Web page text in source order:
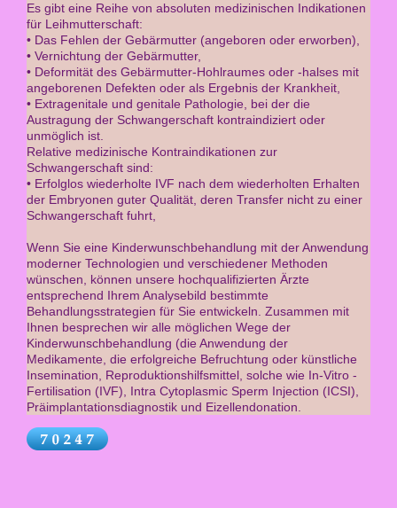
Es gibt eine Reihe von absoluten medizinischen Indikationen
für Leihmutterschaft:
• Das Fehlen der Gebärmutter (angeboren oder erworben),
• Vernichtung der Gebärmutter,
• Deformität des Gebärmutter-Hohlraumes oder -halses mit
angeborenen Defekten oder als Ergebnis der Krankheit,
• Extragenitale und genitale Pathologie, bei der die
Austragung der Schwangerschaft kontraindiziert oder
unmöglich ist.
Relative medizinische Kontraindikationen zur
Schwangerschaft sind:
• Erfolglos wiederholte IVF nach dem wiederholten Erhalten
der Embryonen guter Qualität, deren Transfer nicht zu einer
Schwangerschaft fuhrt,
Wenn Sie eine Kinderwunschbehandlung mit der Anwendung
moderner Technologien und verschiedener Methoden
wünschen, können unsere hochqualifizierten Ärzte
entsprechend Ihrem Analysebild bestimmte
Behandlungsstrategien für Sie entwickeln. Zusammen mit
Ihnen besprechen wir alle möglichen Wege der
Kinderwunschbehandlung (die Anwendung der
Medikamente, die erfolgreiche Befruchtung oder künstliche
Insemination, Reproduktionshilfsmittel, solche wie In-Vitro -
Fertilisation (IVF), Intra Cytoplasmic Sperm Injection (ICSI),
Präimplantationsdiagnostik und Eizellendonation.